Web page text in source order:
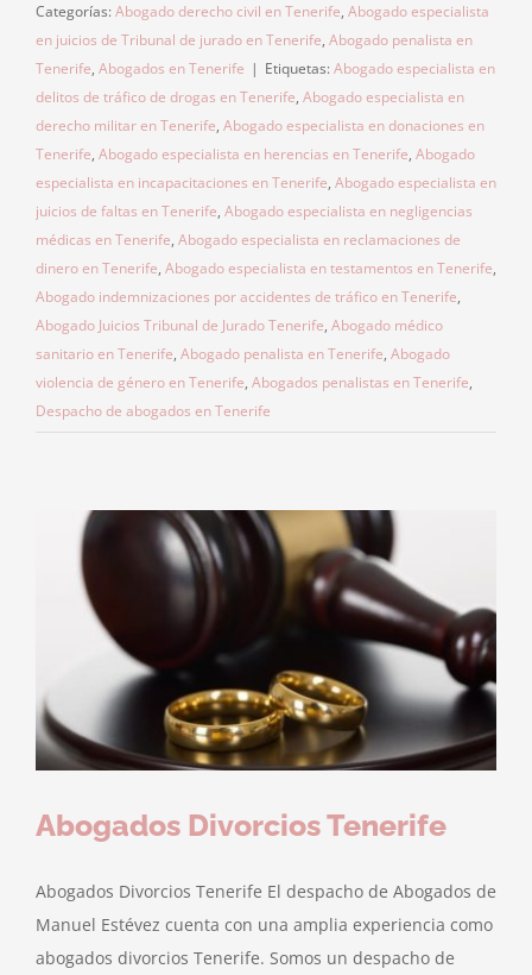
Categorías: Abogado derecho civil en Tenerife, Abogado especialista
en juicios de Tribunal de jurado en Tenerife, Abogado penalista en
Tenerife, Abogados en Tenerife | Etiquetas: Abogado especialista en
delitos de tráfico de drogas en Tenerife, Abogado especialista en
derecho militar en Tenerife, Abogado especialista en donaciones en
Tenerife, Abogado especialista en herencias en Tenerife, Abogado
especialista en incapacitaciones en Tenerife, Abogado especialista en
juicios de faltas en Tenerife, Abogado especialista en negligencias
médicas en Tenerife, Abogado especialista en reclamaciones de
dinero en Tenerife, Abogado especialista en testamentos en Tenerife,
Abogado indemnizaciones por accidentes de tráfico en Tenerife,
Abogado Juicios Tribunal de Jurado Tenerife, Abogado médico
sanitario en Tenerife, Abogado penalista en Tenerife, Abogado
violencia de género en Tenerife, Abogados penalistas en Tenerife,
Despacho de abogados en Tenerife
Abogados Divorcios Tenerife
Abogados Divorcios Tenerife El despacho de Abogados de
Manuel Estévez cuenta con una amplia experiencia como
abogados divorcios Tenerife. Somos un despacho de